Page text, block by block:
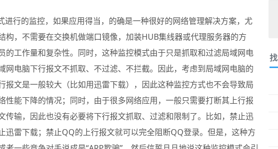
进行的监控，如果应用得当，的确是一种很好的网络管理解决方案，尤
构，不需要在交换机做端口镜像，加装HUB集线器或代理服务器的方
的工作量和复杂性。同时，这种监控模式由于只是抓取和过滤局域网电
网电脑下行报文不抓取、不过滤、不拦截。因此，考虑到局域网电脑的
报文是一般较大（比如用迅雷下载），因此这种监控方式也不会导致局
性能下降的情况；同时，由于很多网络应用，一般只需要打断其上行报
传输，因此也没有必要将下行报文抓取、过滤和限制了。比如，禁止迅
迅雷下载；禁止QQ的上行报文就可以完全阻断QQ登录。但是，这种方